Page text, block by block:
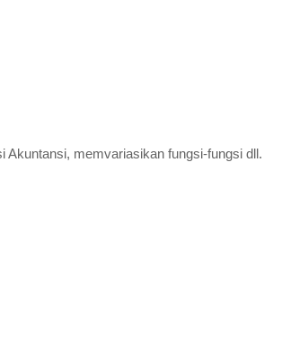
Akuntansi, memvariasikan fungsi-fungsi dll.